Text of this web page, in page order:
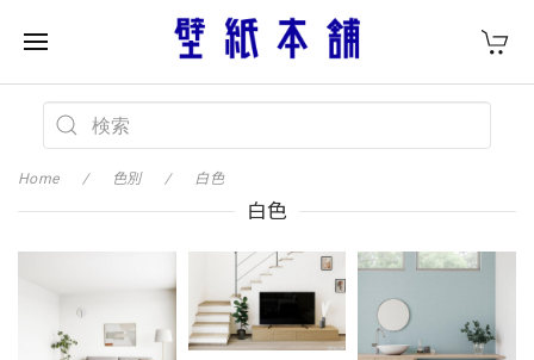
Home 色別 白色
白色